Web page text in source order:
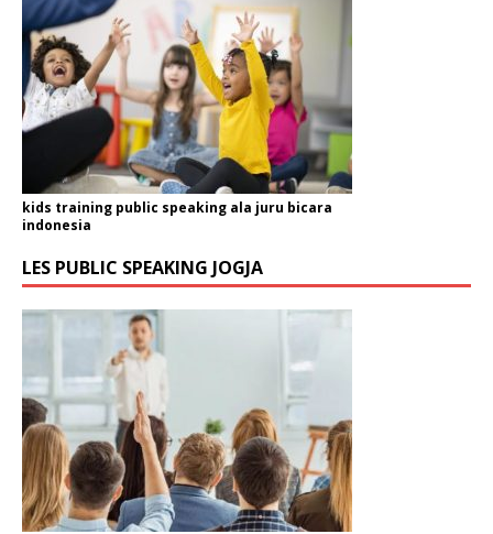
kids training public speaking ala juru bicara
indonesia
LES PUBLIC SPEAKING JOGJA